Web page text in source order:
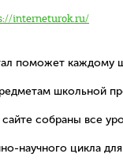
interneturok.ru/
поможет каждому
школьной
собраны все
научного цикла